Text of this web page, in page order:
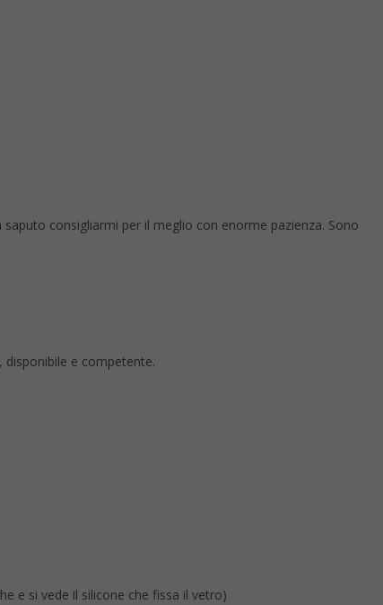
consigliarmi per il meglio con enorme pazienza. Sono
e competente.
e si vede il silicone che fissa il vetro)